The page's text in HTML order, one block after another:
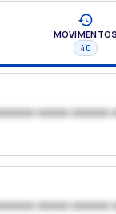
MOVIMENTOS
40
xxxxx xxxxxx
xxxxx xxxxxx